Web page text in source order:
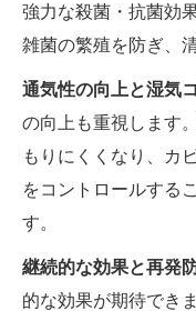
強力な殺菌・抗菌効
雑菌の繁殖を防ぎ、
通気性の向上と湿気
の向上も重視します
もりにくくなり、カ
をコントロールする
す。
継続的な効果と再発
的な効果が期待でき